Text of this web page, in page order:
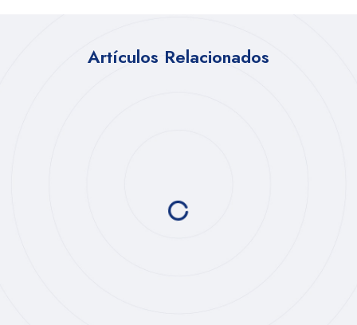
Artículos Relacionados